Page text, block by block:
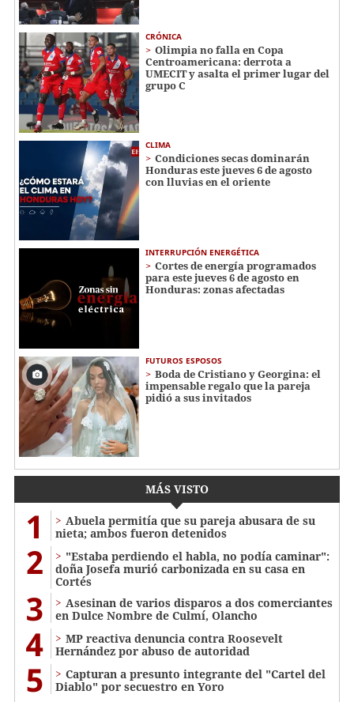
CRÓNICA
Olimpia no falla en Copa
Centroamericana: derrota a
UMECIT y asalta el primer lugar del
grupo C
CLIMA
Condiciones secas dominarán
Honduras este jueves 6 de agosto
con lluvias en el oriente
INTERRUPCIÓN ENERGÉTICA
Cortes de energía programados
para este jueves 6 de agosto en
Honduras: zonas afectadas
FUTUROS ESPOSOS
Boda de Cristiano y Georgina: el
impensable regalo que la pareja
pidió a sus invitados
MÁS VISTO
1
Abuela permitía que su pareja abusara de su
nieta; ambos fueron detenidos
2
"Estaba perdiendo el habla, no podía caminar":
doña Josefa murió carbonizada en su casa en
Cortés
3
Asesinan de varios disparos a dos comerciantes
en Dulce Nombre de Culmí, Olancho
4
MP reactiva denuncia contra Roosevelt
Hernández por abuso de autoridad
5
Capturan a presunto integrante del "Cartel del
Diablo" por secuestro en Yoro